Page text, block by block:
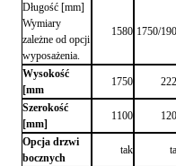
Długość [mm]
Wymiary
zależne od opcji
wyposażenia.
1580 1750/
Wysokość
[mm
1750
Szerokość
[mm]
1100
Opcja drzwi
bocznych
tak